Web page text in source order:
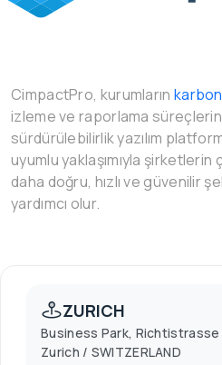
CimpactPro, kurumların
izleme ve raporlama
sürdürülebilirlik yazılım
uyumlu yaklaşımıyla
daha doğru, hızlı ve güvenilir
yardımcı olur.
ZURICH
Business Park, Richtistrasse
Zurich / SWITZERLAND